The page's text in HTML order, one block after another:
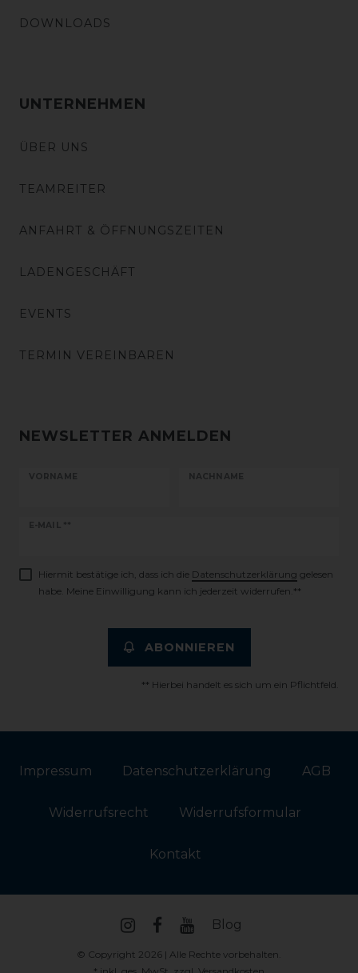
DOWNLOADS
UNTERNEHMEN
ÜBER UNS
TEAMREITER
ANFAHRT & ÖFFNUNGSZEITEN
LADENGESCHÄFT
EVENTS
TERMIN VEREINBAREN
NEWSLETTER ANMELDEN
VORNAME NACHNAME
E-MAIL **
Newsletter
Hiermit bestätige ich, dass ich die Daten­schutz­erklärung gelesen
habe. Meine Einwilligung kann ich jederzeit widerrufen.**
ABONNIEREN
** Hierbei handelt es sich um ein Pflichtfeld.
Impressum Daten­schutz­erklärung AGB
Widerrufs­recht Widerrufs­formular
Kontakt
Blog
© Copyright 2026 | Alle Rechte vorbehalten.